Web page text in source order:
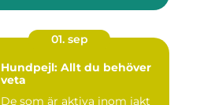
01. sep
Hundpejl: Allt du behöver
veta
De som är aktiva inom jakt